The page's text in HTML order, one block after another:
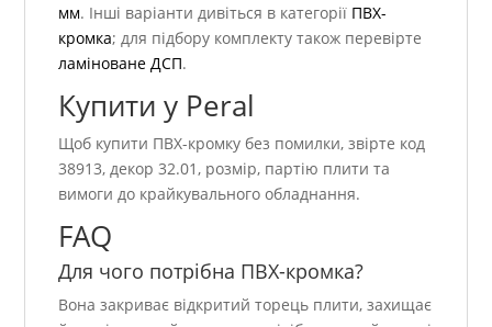
мм. Інші варіанти дивіться в категорії ПВХ-
кромка; для підбору комплекту також перевірте
ламіноване ДСП.
Купити у Peral
Щоб купити ПВХ-кромку без помилки, звірте код
38913, декор 32.01, розмір, партію плити та
вимоги до крайкувального обладнання.
FAQ
Для чого потрібна ПВХ-кромка?
Вона закриває відкритий торець плити, захищає